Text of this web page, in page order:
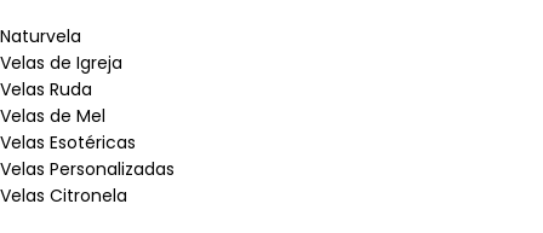
Naturvela
Velas de Igreja
Velas Ruda
Velas de Mel
Velas Esotéricas
Velas Personalizadas
Velas Citronela